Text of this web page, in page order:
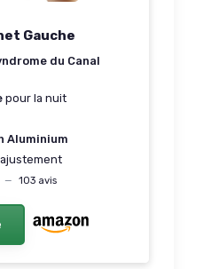
Gauche
du Canal
pour la nuit
Aluminium
— 103 avis